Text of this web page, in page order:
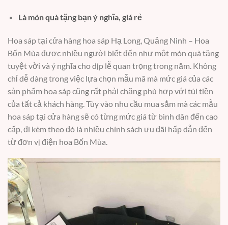
Là món quà tặng bạn ý nghĩa, giá rẻ
Hoa sáp tại cửa hàng hoa sáp Hạ Long, Quảng Ninh – Hoa
Bốn Mùa được nhiều người biết đến như một món quà tặng
tuyệt vời và ý nghĩa cho dịp lễ quan trọng trong năm. Không
chỉ dễ dàng trong việc lựa chọn mẫu mã mà mức giá của các
sản phẩm hoa sáp cũng rất phải chăng phù hợp với túi tiền
của tất cả khách hàng. Tùy vào nhu cầu mua sắm mà các mẫu
hoa sáp tại cửa hàng sẽ có từng mức giá từ bình dân đến cao
cấp, đi kèm theo đó là nhiều chính sách ưu đãi hấp dẫn đến
từ đơn vị điện hoa Bốn Mùa.